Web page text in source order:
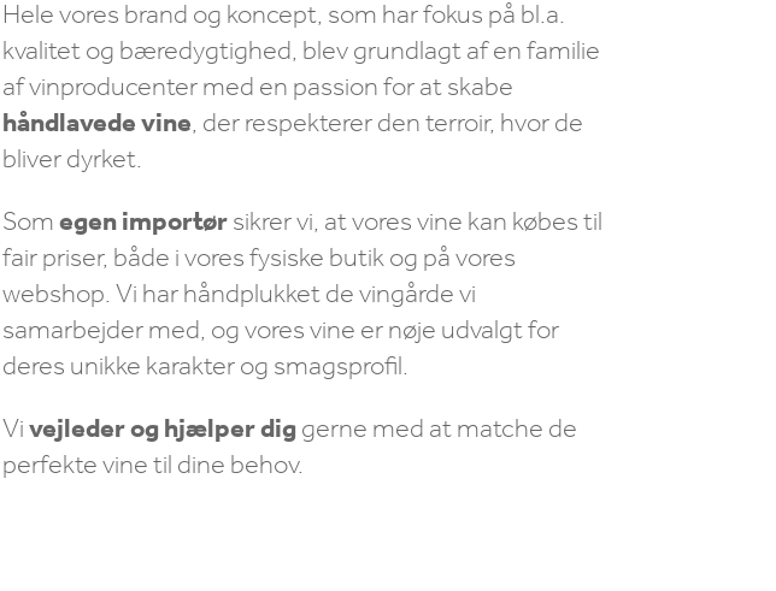
Hele vores brand og koncept, som har fokus på bl.a.
kvalitet og bæredygtighed, blev grundlagt af en familie
af vinproducenter med en passion for at skabe
håndlavede vine, der respekterer den terroir, hvor de
bliver dyrket.
Somegen importørsikrer vi, at vores vine kan købes til
fair priser, både i vores fysiske butik og på vores
webshop. Vi har håndplukket devingårdevi
samarbejder med, og vores vine er nøje udvalgt for
deres unikke karakter og smagsprofil.
Vivejleder og hjælper diggerne med at matche de
perfekte vine til dine behov.